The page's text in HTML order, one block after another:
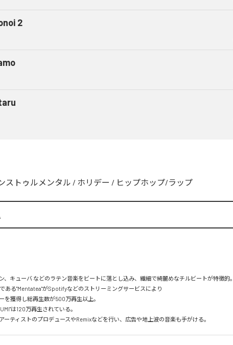
2
ストゥルメンタル / ホリデー / ヒップホップ/ラップ
、キューバ などのラテン音楽をビートに落とし込み、繊細で綺麗めなチルビートが特徴的。
ある"Mentatea"がSpotifyなどのストリーミングサービスにより
を獲得し総再生数が500万再生以上。
は120万再生されている。
ーティストのプロデュースやRemixなどを行い、広告や地上波の音楽も手がける。